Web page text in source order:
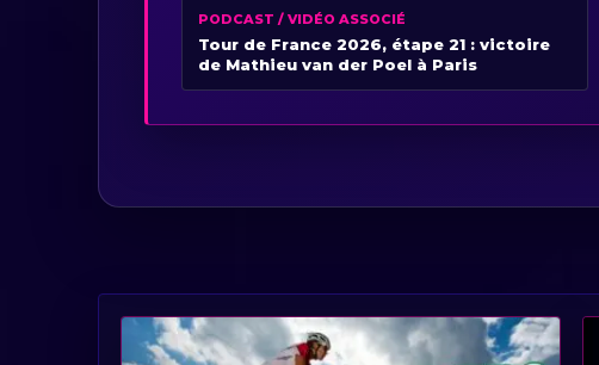
PODCAST / VIDÉO ASSOCIÉ
Tour de France 2026, étape 21 : victoire
de Mathieu van der Poel à Paris